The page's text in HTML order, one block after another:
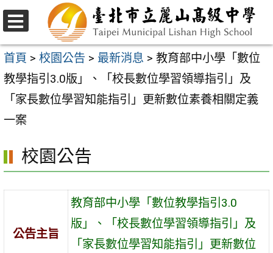
跳
至
主
要
選
單
首頁 > 校園公告 > 最新消息 > 教育部中小學「數位
教學指引3.0版」、「校長數位學習領導指引」及
「家長數位學習知能指引」更新數位素養相關定義
一案
校園公告
公告主旨
教育部中小學「數位教學指引3.0
版」、「校長數位學習領導指引」及
「家長數位學習知能指引」更新數位